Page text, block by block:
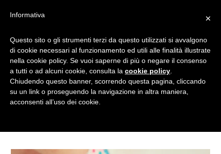
A NATALE UN MONDO DI
GIOCHI: DALLE
DECORAZIONI FAI DA TE AI
DIVERTIMENTI PER I PIÙ
PICCOLI
×
Informativa
Questo sito o gli strumenti terzi da questo utilizzati si avvalgono
di cookie necessari al funzionamento ed utili alle finalità illustrate
nella cookie policy. Se vuoi saperne di più o negare il consenso
a tutti o ad alcuni cookie, consulta la cookie policy
Chiudendo questo banner, scorrendo questa pagina, cliccando
su un link o proseguendo la navigazione in altra maniera,
acconsenti all’uso dei cookie.